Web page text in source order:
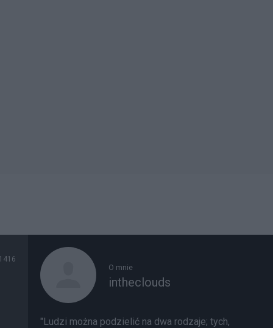
O mnie
intheclouds
"Ludzi można podzielić na dwa rodzaje; tych,